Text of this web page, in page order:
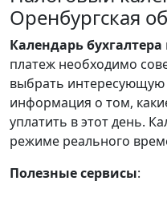
Оренбургская
Календарьбухгалтера
платеж необходимо
выбрать интересующую
информация о том,
уплатить в этот день.
режиме реального
Полезные сервисы: